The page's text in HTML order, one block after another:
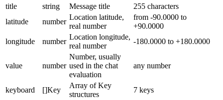
title
string Message title
255 characters
latitude
number
Location latitude,
real number
from -90.0000 to
+90.0000
longitude
number
Location longitude,
real number
-180.0000 to +180.0000
value number
Number, usually
used in the chat
evaluation
any number
keyboard []Key
Array of Key
structures
7 keys